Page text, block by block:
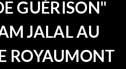
GUÉRISON"
JALAL AU
ROYAUMONT